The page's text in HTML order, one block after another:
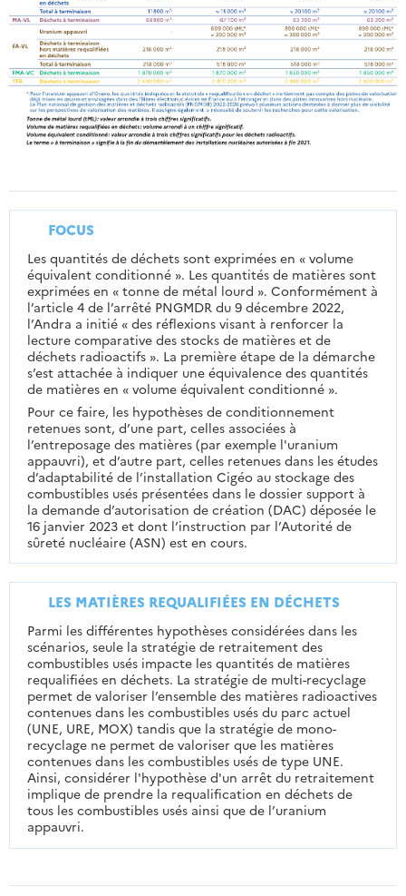
FOCUS
Les quantités de déchets sont exprimées en « volume
équivalent conditionné ». Les quantités de matières sont
exprimées en « tonne de métal lourd ». Conformément à
l’article 4 de l’arrêté PNGMDR du 9 décembre 2022,
l’Andra a initié « des réflexions visant à renforcer la
lecture comparative des stocks de matières et de
déchets radioactifs ». La première étape de la démarche
s’est attachée à indiquer une équivalence des quantités
de matières en « volume équivalent conditionné ».
Pour ce faire, les hypothèses de conditionnement
retenues sont, d’une part, celles associées à
l’entreposage des matières (par exemple l'uranium
appauvri), et d’autre part, celles retenues dans les études
d’adaptabilité de l’installation Cigéo au stockage des
combustibles usés présentées dans le dossier support à
la demande d’autorisation de création (DAC) déposée le
16 janvier 2023 et dont l’instruction par l’Autorité de
sûreté nucléaire (ASN) est en cours.
LES MATIÈRES REQUALIFIÉES EN DÉCHETS
Parmi les différentes hypothèses considérées dans les
scénarios, seule la stratégie de retraitement des
combustibles usés impacte les quantités de matières
requalifiées en déchets. La stratégie de multi-recyclage
permet de valoriser l’ensemble des matières radioactives
contenues dans les combustibles usés du parc actuel
(UNE, URE, MOX) tandis que la stratégie de mono-
recyclage ne permet de valoriser que les matières
contenues dans les combustibles usés de type UNE.
Ainsi, considérer l'hypothèse d'un arrêt du retraitement
implique de prendre la requalification en déchets de
tous les combustibles usés ainsi que de l’uranium
appauvri.